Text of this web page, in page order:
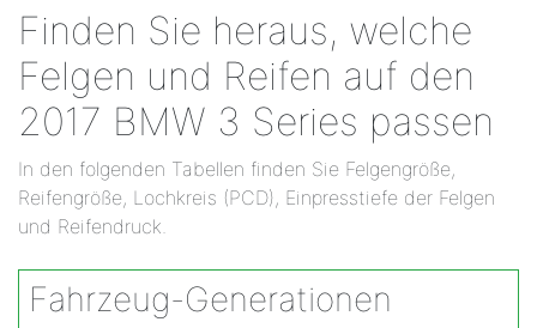
Finden Sie heraus, welche
Felgen und Reifen auf den
2017 BMW 3 Series passen
In den folgenden Tabellen finden Sie Felgengröße,
Reifengröße, Lochkreis (PCD), Einpresstiefe der Felgen
und Reifendruck.
Fahrzeug-Generationen